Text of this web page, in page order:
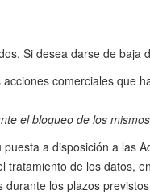
Si desea darse de baja
comerciales que
el bloqueo de los mismos
a disposición a las
de los datos,
los plazos